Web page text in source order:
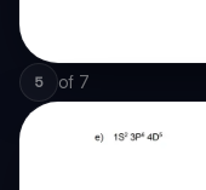
5 of 7